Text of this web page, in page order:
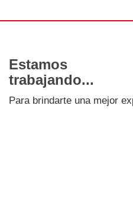
Estamos
trabajando...
Para brindarte una mejor